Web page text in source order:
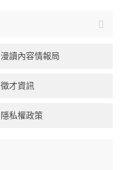
漫讀內容情報局
徵才資訊
隱私權政策